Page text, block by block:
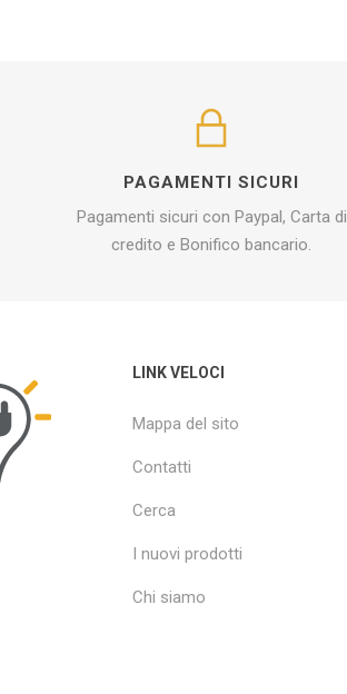
PAGAMENTI SICURI
Pagamenti sicuri con Paypal, Carta di
credito e Bonifico bancario.
LINK VELOCI
Mappa del sito
Contatti
Cerca
I nuovi prodotti
Chi siamo